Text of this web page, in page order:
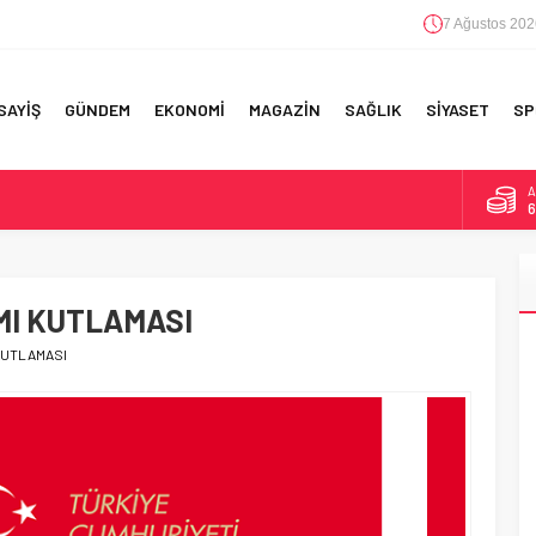
7 Ağustos
GÜNDEM EKONOMİ MAGAZİN SAĞLIK SİYASET
5’İNCİLİK!
EN BÜYÜK HATALAR
KUTLAMASI